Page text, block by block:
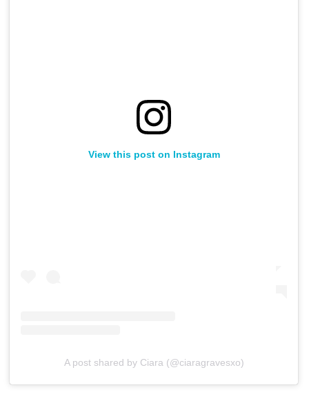
View this post on Instagram
A post shared by Ciara (@ciaragravesxo)